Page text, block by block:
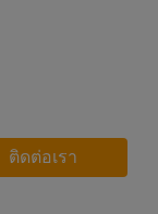
ติดต่อเรา